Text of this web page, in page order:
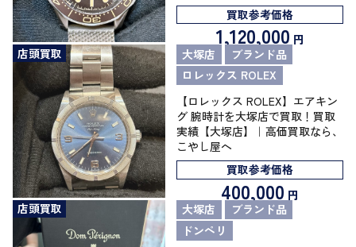
買取参考価格
1,120,000 円
店頭買取
大塚店
ブランド品
ロレックス ROLEX
【ロレックス ROLEX】エアキン
グ 腕時計を大塚店で買取！買取
実績【大塚店】｜高価買取なら、
こやし屋へ
買取参考価格
400,000 円
店頭買取
大塚店
ブランド品
ドンペリ